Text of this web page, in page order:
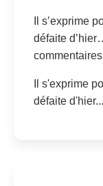
Il s’exprime
défaite
Il s'exprime
défaite d'hier...